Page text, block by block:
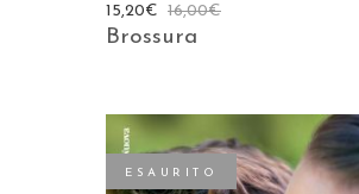
16,00€
15,20€
Brossura
ESAURITO